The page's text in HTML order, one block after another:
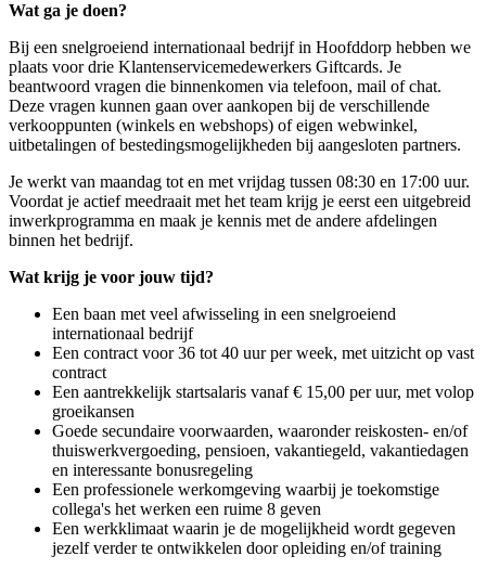
Wat ga je doen?
Bij een snelgroeiend internationaal bedrijf in Hoofddorp hebben we
plaats voor drie Klantenservicemedewerkers Giftcards. Je
beantwoord vragen die binnenkomen via telefoon, mail of chat.
Deze vragen kunnen gaan over aankopen bij de verschillende
verkooppunten (winkels en webshops) of eigen webwinkel,
uitbetalingen of bestedingsmogelijkheden bij aangesloten partners.
Je werkt van maandag tot en met vrijdag tussen 08:30 en 17:00 uur.
Voordat je actief meedraait met het team krijg je eerst een uitgebreid
inwerkprogramma en maak je kennis met de andere afdelingen
binnen het bedrijf.
Wat krijg je voor jouw tijd?
Een baan met veel afwisseling in een snelgroeiend
internationaal bedrijf
Een contract voor 36 tot 40 uur per week, met uitzicht op vast
contract
Een aantrekkelijk startsalaris vanaf € 15,00 per uur, met volop
groeikansen
Goede secundaire voorwaarden, waaronder reiskosten- en/of
thuiswerkvergoeding, pensioen, vakantiegeld, vakantiedagen
en interessante bonusregeling
Een professionele werkomgeving waarbij je toekomstige
collega's het werken een ruime 8 geven
Een werkklimaat waarin je de mogelijkheid wordt gegeven
jezelf verder te ontwikkelen door opleiding en/of training